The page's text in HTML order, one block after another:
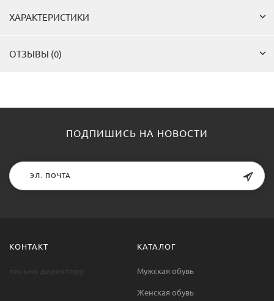
ХАРАКТЕРИСТИКИ
ОТЗЫВЫ (0)
ПОДПИШИСЬ НА НОВОСТИ
КОНТАКТ КАТАЛОГ
Мужская обувь
Женская обувь